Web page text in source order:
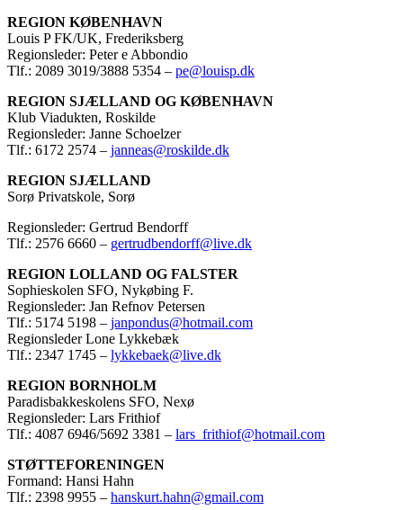
REGION KØBENHAVN
Louis P FK/UK, Frederiksberg
Regionsleder: Peter e Abbondio
Tlf.: 2089 3019/3888 5354 – pe@louisp.dk
REGION SJÆLLAND OG KØBENHAVN
Klub Viadukten, Roskilde
Regionsleder: Janne Schoelzer
Tlf.: 6172 2574 – janneas@roskilde.dk
REGION SJÆLLAND
Sorø Privatskole, Sorø
Regionsleder: Gertrud Bendorff
Tlf.: 2576 6660 – gertrudbendorff@live.dk
REGION LOLLAND OG FALSTER
Sophieskolen SFO, Nykøbing F.
Regionsleder: Jan Refnov Petersen
Tlf.: 5174 5198 – janpondus@hotmail.com
Regionsleder Lone Lykkebæk
Tlf.: 2347 1745 – lykkebaek@live.dk
REGION BORNHOLM
Paradisbakkeskolens SFO, Nexø
Regionsleder: Lars Frithiof
Tlf.: 4087 6946/5692 3381 – lars_frithiof@hotmail.com
STØTTEFORENINGEN
Formand: Hansi Hahn
Tlf.: 2398 9955 – hanskurt.hahn@gmail.com